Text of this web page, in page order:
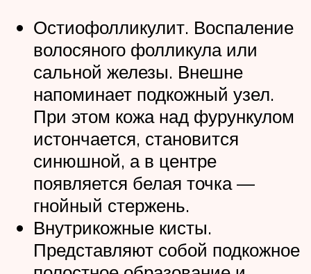
Остиофолликулит. Воспаление
волосяного фолликула или
сальной железы. Внешне
напоминает подкожный узел.
При этом кожа над фурункулом
истончается, становится
синюшной, а в центре
появляется белая точка —
гнойный стержень.
Внутрикожные кисты.
Представляют собой подкожное